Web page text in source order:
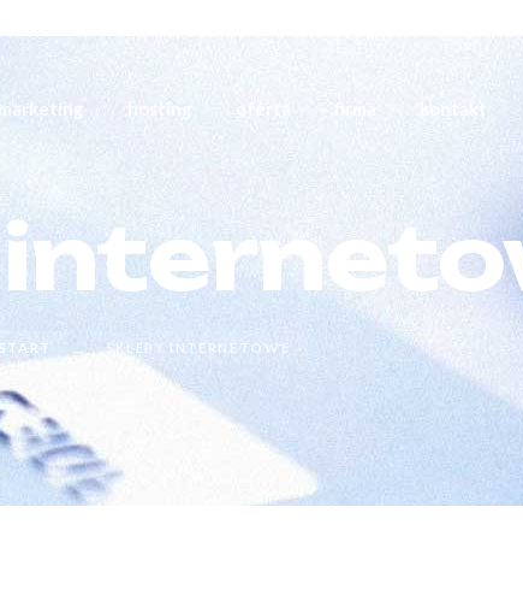
marketing hosting kontakt
START → SKLEPY INTERNETOWE